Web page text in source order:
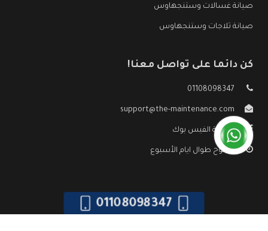
صيانة غسالات وستنجهاوس
صيانة ثلاجات وستنجهاوس
كن دائما على تواصل معنا!
01108098347
support@the-maintenance.com
صفحة الفيس بوك
مفتوح طوال ايام الأسبوع
01108098347